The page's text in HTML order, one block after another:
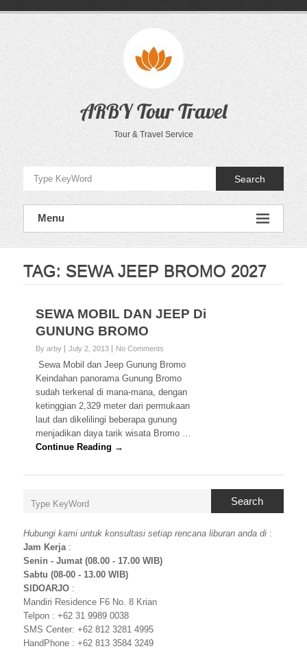
ARBY Tour Travel
Tour & Travel Service
Search
Menu
TAG: SEWA JEEP BROMO 2027
SEWA MOBIL DAN JEEP Di
GUNUNG BROMO
By arby July 2, 2013 No Comments
Sewa Mobil dan Jeep Gunung Bromo
Keindahan panorama Gunung Bromo
sudah terkenal di mana-mana, dengan
ketinggian 2,329 meter dari permukaan
laut dan dikelilingi beberapa gunung
menjadikan daya tarik wisata Bromo …
Continue Reading →
Search
Hubungi kami untuk konsultasi setiap rencana liburan anda di :
Jam Kerja:
Senin - Jumat (08.00 - 17.00 WIB)
Sabtu (08-00 - 13.00 WIB)
SIDOARJO :
Mandiri Residence F6 No. 8 Krian
Telpon : +62 31 9989 0038
SMS Center: +62 812 3281 4995
HandPhone : +62 813 3584 3249